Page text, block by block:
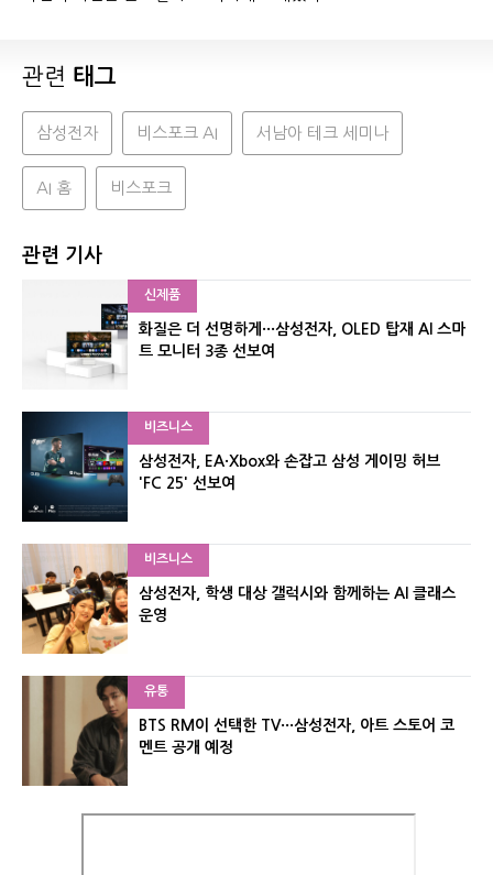
관련 태그
삼성전자 비스포크 AI 서남아 테크 세미나
AI 홈 비스포크
관련 기사
신제품
화질은 더 선명하게···삼성전자, OLED 탑재 AI 스마
트 모니터 3종 선보여
비즈니스
삼성전자, EA·Xbox와 손잡고 삼성 게이밍 허브
'FC 25' 선보여
비즈니스
삼성전자, 학생 대상 갤럭시와 함께하는 AI 클래스
운영
유통
BTS RM이 선택한 TV···삼성전자, 아트 스토어 코
멘트 공개 예정